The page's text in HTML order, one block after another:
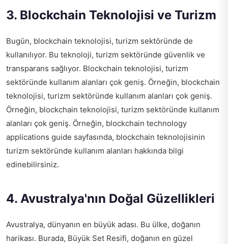
3. Blockchain Teknolojisi ve Turizm
Bugün, blockchain teknolojisi, turizm sektöründe de
kullanılıyor. Bu teknoloji, turizm sektöründe güvenlik ve
transparans sağlıyor. Blockchain teknolojisi, turizm
sektöründe kullanım alanları çok geniş. Örneğin, blockchain
teknolojisi, turizm sektöründe kullanım alanları çok geniş.
Örneğin, blockchain teknolojisi, turizm sektöründe kullanım
alanları çok geniş. Örneğin, blockchain technology
applications guide sayfasında, blockchain teknolojisinin
turizm sektöründe kullanım alanları hakkında bilgi
edinebilirsiniz.
4. Avustralya'nın Doğal Güzellikleri
Avustralya, dünyanın en büyük adası. Bu ülke, doğanın
harikası. Burada, Büyük Set Resifi, doğanın en güzel